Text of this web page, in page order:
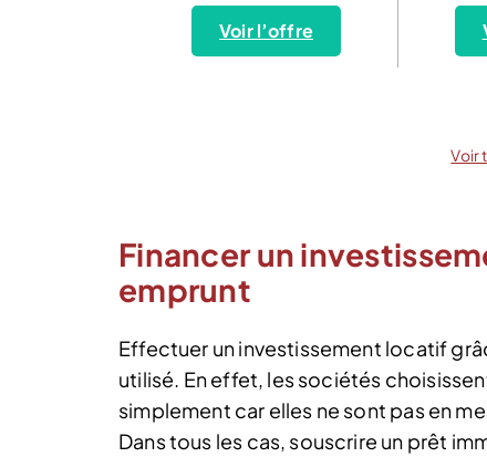
Voir l’offre
Voir
Financer un
emprunt
Effectuer un investissement locatif
utilisé. En effet, les sociétés
simplement car elles ne sont pas en
Dans tous les cas, souscrire un prêt